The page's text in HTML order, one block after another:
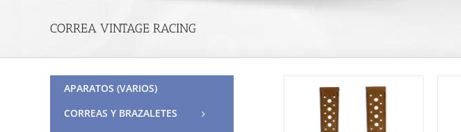
CORREA VINTAGE RACING
APARATOS (VARIOS)
CORREAS Y BRAZALETES